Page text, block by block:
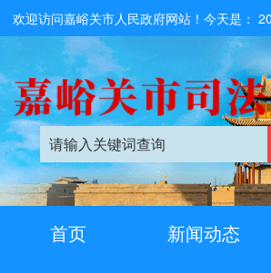
欢迎访问嘉峪关市人民政府网站！今天是：
首页 新闻动态